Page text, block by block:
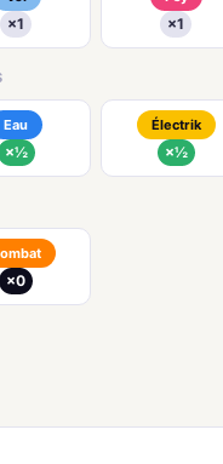
×1 ×1
Eau
×½
Électrik
×½
×0